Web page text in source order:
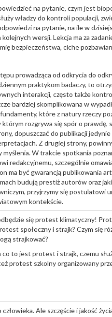
na pytanie, czym jest
władzy do kontroli populacji,
na pytanie, na ile w
wersji. Lekcja ma za
bezpieczeństwa, ciche
prowadząca od odkrycia do
praktykom badaczy, to
interakcji, często także
bardziej skomplikowana w
które z natury rzeczy
rozgrywa się spór o prawdę,
dopuszczać do publikacji
Z drugiej strony,
W trakcie spotkania
redakcyjnemu, szczególnie
ma być gwarancją publikowania
budują prestiż autorów oraz
przyjrzymy się postulatowi
kontekście.
się protest klimatyczny!
społeczny i strajk? Czym się
strajkować?
to jest protest i strajk, czemu
protest szkolny organizowany
Ale szczęście i jakość